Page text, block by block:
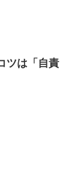
ツは「自責